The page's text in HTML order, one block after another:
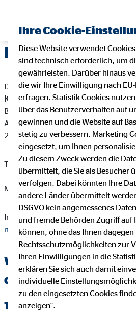
Impressum
Dieser Internetauftritt ist ein Angebot
Karl Niklas
Bezirksleiter für die OVB
An der Werft 4
21680 Stade
Telefon: +4915204589071
Mail:niklas.karl@ovb.de
Internet:https://www.ovb.de/
niklas.html
Wichtige
den OVB Berater Karl
Tätigkeitsart
Ihre Cookie-
Diese Website verwendet
sind technisch erforderlich, um
gewährleisten. Darüber hinaus
die wir Ihre Einwilligung nach
erfragen. Statistik Cookies
über das Benutzerverhalten auf
gewinnen und die Website auf
stetig zu verbessern. Marketing
eingesetzt, um Ihnen
Zu diesem Zweck werden die
übermittelt, die Sie als Besucher
verfolgen. Dabei könnten Ihre
andere Länder übermittelt
DSGVO kein angemessenes
und fremde Behörden Zugriff auf
können, ohne das Ihnen
Rechtsschutzmöglichkeiten zur
Ihren Einwilligungen in die
erklären Sie sich auch damit
individuelle
zu den eingesetzten Cookies
anzeigen".